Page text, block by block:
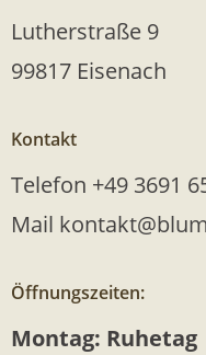
Lutherstraße 9
99817 Eisenach
Kontakt
Telefon +49 3691
Mail
Öffnungszeiten:
Montag: Ruhetag